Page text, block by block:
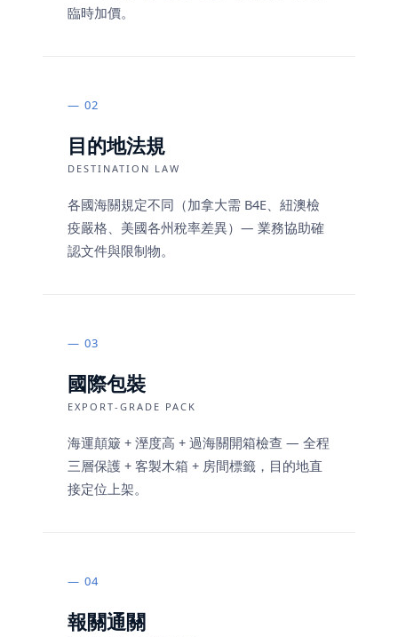
臨時加價。
02
目的地法規
DESTINATION LAW
各國海關規定不同（加拿大需 B4E、紐澳檢
疫嚴格、美國各州稅率差異）— 業務協助確
認文件與限制物。
03
國際包裝
EXPORT-GRADE PACK
海運顛簸 + 溼度高 + 過海關開箱檢查 — 全程
三層保護 + 客製木箱 + 房間標籤，目的地直
接定位上架。
04
報關通關